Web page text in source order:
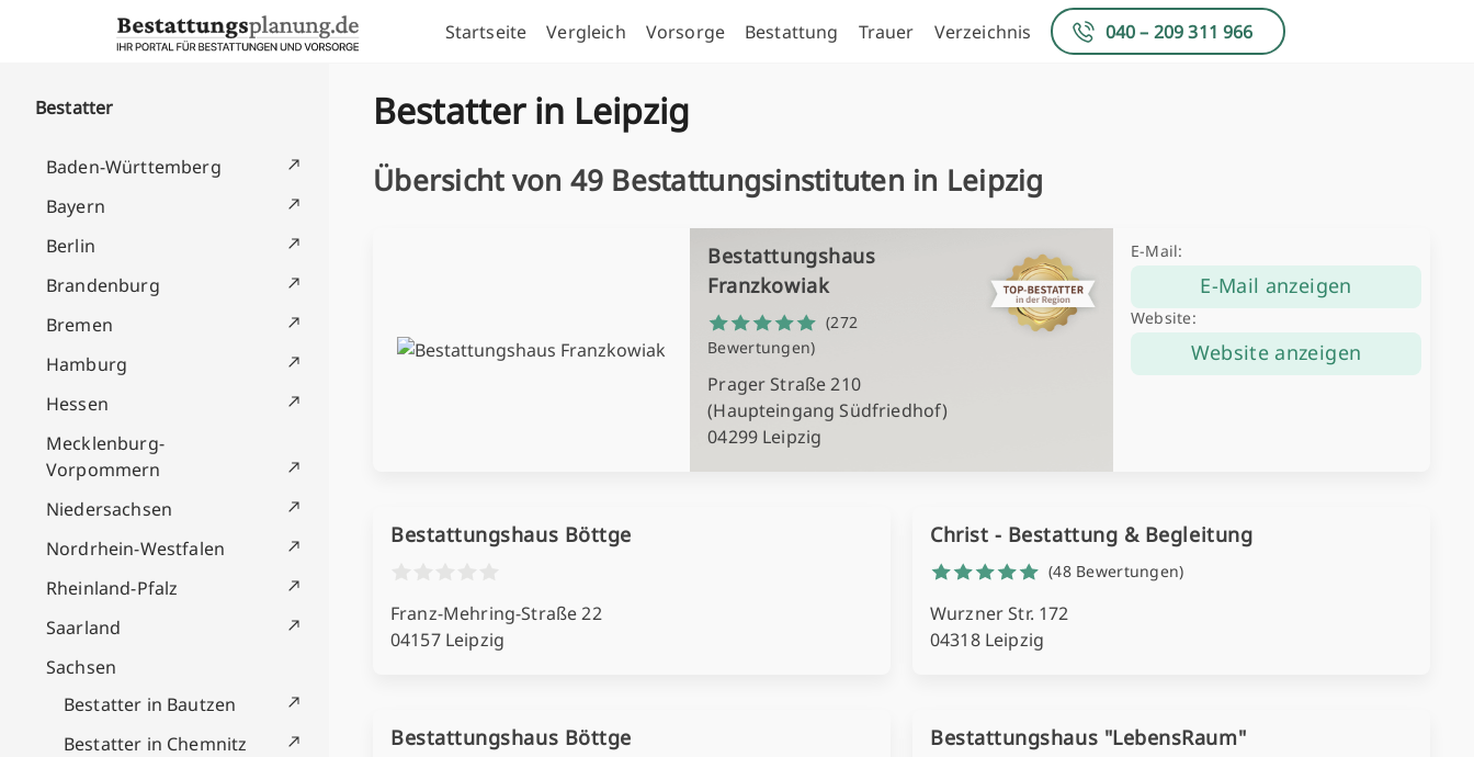
Skip to content
Startseite Vergleich Vorsorge Bestattung Trauer Verzeichnis 040 – 209 311 966
Bestatter
Baden-Württemberg
Bayern
Berlin
Brandenburg
Bremen
Hamburg
Hessen
Mecklenburg-
Vorpommern
Niedersachsen
Nordrhein-Westfalen
Rheinland-Pfalz
Saarland
Sachsen
Bestatter in Bautzen
Bestatter in Chemnitz
Bestatter in Leipzig
Übersicht von 49 Bestattungsinstituten in Leipzig
Bestattungshaus
Franzkowiak
(272
Bewertungen)
Prager Straße 210
(Haupteingang Südfriedhof)
04299 Leipzig
E-Mail:
E-Mail anzeigen
Website:
Website anzeigen
Bestattungshaus Böttge
Franz-Mehring-Straße 22
04157 Leipzig
Christ - Bestattung & Begleitung
(48 Bewertungen)
Wurzner Str. 172
04318 Leipzig
Bestattungshaus Böttge Bestattungshaus "LebensRaum"